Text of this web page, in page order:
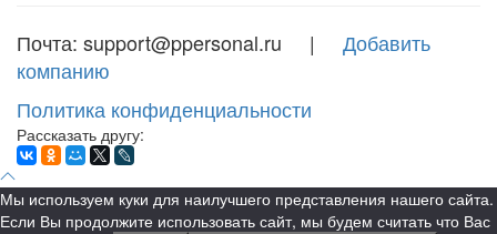
Почта: support@ppersonal.ru | Добавить
компанию
Политика конфиденциальности
Рассказать другу:
Мы используем куки для наилучшего представления нашего сайта.
Если Вы продолжите использовать сайт, мы будем считать что Вас